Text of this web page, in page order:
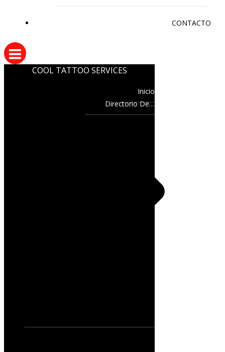
CONTACTO
COOL TATTOO SERVICES
Inicio
Directorio De…